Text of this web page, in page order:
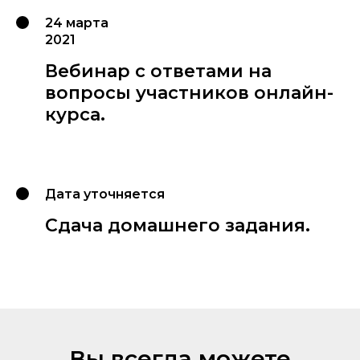
24 марта
2021
Вебинар с ответами на
вопросы участников онлайн-
курса.
Дата уточняется
Сдача домашнего задания.